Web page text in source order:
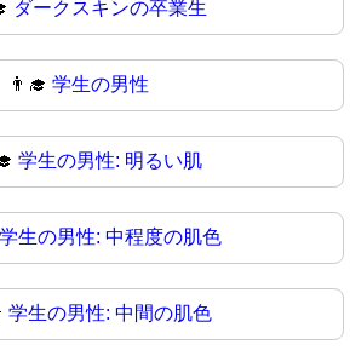
ダークスキンの卒業生
👨‍🎓 学生の男性
学生の男性: 明るい肌
学生の男性: 中程度の肌色
学生の男性: 中間の肌色